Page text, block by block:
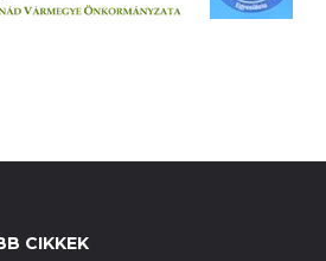
CIKKEK